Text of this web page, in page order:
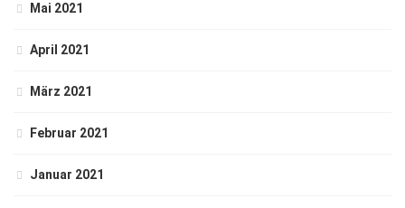
Mai 2021
April 2021
März 2021
Februar 2021
Januar 2021